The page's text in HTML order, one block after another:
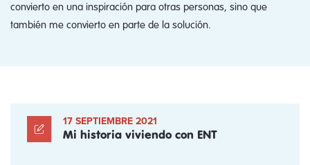
convierto en una inspiración para otras personas, sino que
también me convierto en parte de la solución.
17 SEPTIEMBRE 2021
Mi historia viviendo con ENT